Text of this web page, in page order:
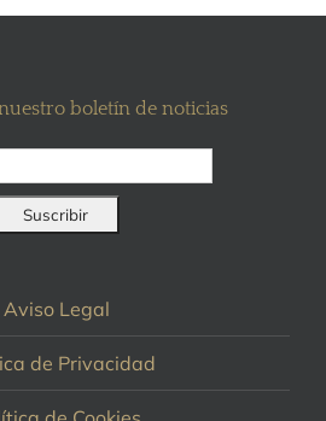
boletín de noticias
Aviso Legal
de Privacidad